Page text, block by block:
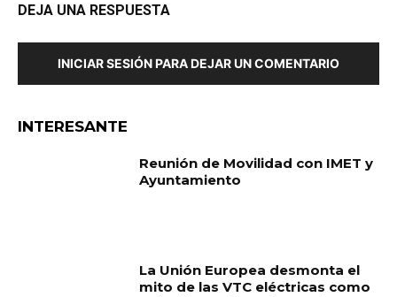
DEJA UNA RESPUESTA
INICIAR SESIÓN PARA DEJAR UN COMENTARIO
INTERESANTE
Reunión de Movilidad con IMET y
Ayuntamiento
La Unión Europea desmonta el
mito de las VTC eléctricas como